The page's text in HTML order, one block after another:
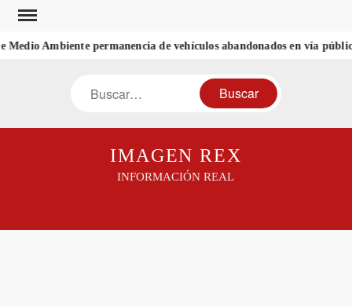
Saltar
contenidoAmbiente permanencia de vehículos abandonados en vía
Buscar
IMAGEN REX
INFORMACIÓN REAL